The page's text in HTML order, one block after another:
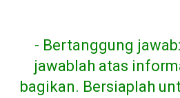
- Bertanggung
jawablah atas
bagikan. Bersiaplah